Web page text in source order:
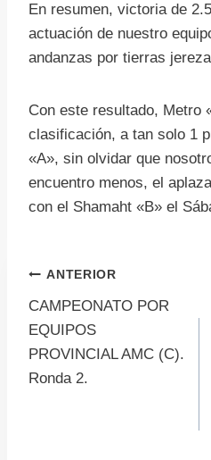
En resumen, victoria de
actuación de nuestro
andanzas por tierras
Con este resultado, Metro
clasificación, a tan solo 1
«A», sin olvidar que
encuentro menos, el
con el Shamaht «B» el
Navegación
de
entradas
ANTERIOR
CAMPEONATO POR
EQUIPOS
PROVINCIAL AMC (C).
Ronda 2.